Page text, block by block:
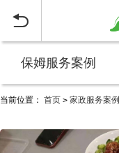

保姆服务案例
当前位置： 首页 > 家政服务案例